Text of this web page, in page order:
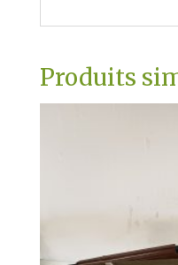
Produits